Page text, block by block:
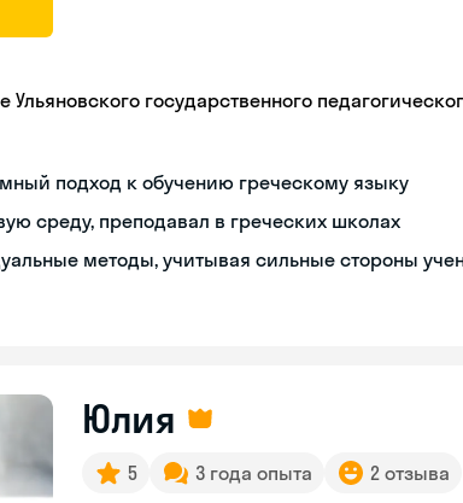
государственного
подход к обучению греческому языку
среду, преподавал в греческих школах
методы, учитывая сильные стороны
Юлия
5 3 года опыта 2 отзыва